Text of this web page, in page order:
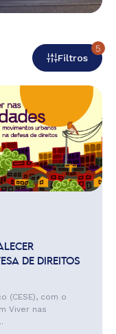
Filtros
5
DE DIREITOS
(CESE), com o
Viver nas